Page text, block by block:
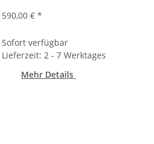
590,00 €*
Sofort verfügbar
Lieferzeit: 2 - 7 Werktages
Mehr Details